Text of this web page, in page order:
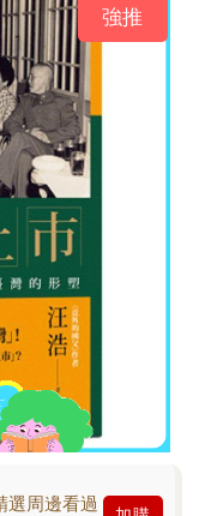
強推
周邊看過